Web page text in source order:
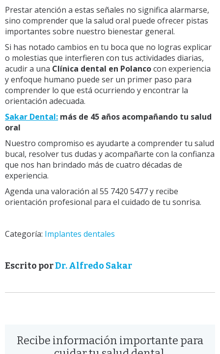
Prestar atención a estas señales no significa alarmarse,
sino comprender que la salud oral puede ofrecer pistas
importantes sobre nuestro bienestar general.
Si has notado cambios en tu boca que no logras explicar
o molestias que interfieren con tus actividades diarias,
acudir a una Clínica dental en Polancocon experiencia
y enfoque humano puede ser un primer paso para
comprender lo que está ocurriendo y encontrar la
orientación adecuada.
Sakar Dental: más de 45 años acompañando tu salud
oral
Nuestro compromiso es ayudarte a comprender tu salud
bucal, resolver tus dudas y acompañarte con la confianza
que nos han brindado más de cuatro décadas de
experiencia.
Agenda una valoración al 55 7420 5477 y recibe
orientación profesional para el cuidado de tu sonrisa.
Categoría: Implantes dentales
Escrito porDr. Alfredo Sakar
Recibe información importante para